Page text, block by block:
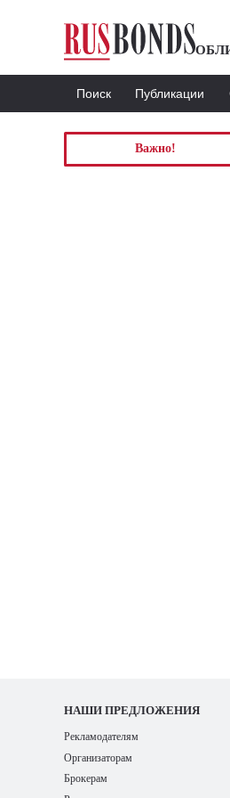
Поиск Публикации
Важно!
НАШИ ПРЕДЛОЖЕНИЯ
Рекламодателям
Организаторам
Брокерам